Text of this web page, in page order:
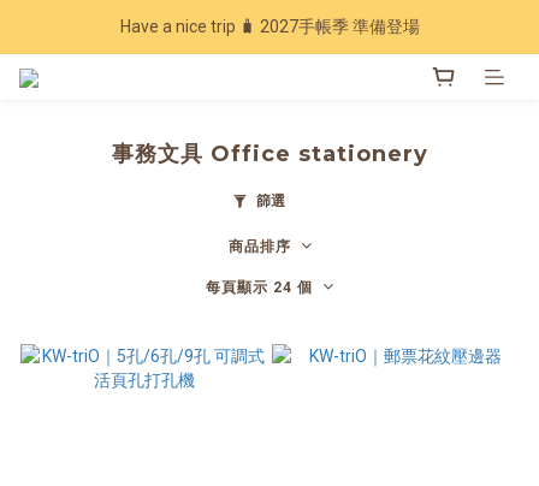
Have a nice trip 🧳 2027手帳季 準備登場
Have a nice trip 🧳 2027手帳季 準備登場
事務文具 Office stationery
篩選
商品排序
每頁顯示 24 個